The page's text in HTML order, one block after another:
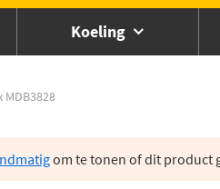
Koeling
om te tonen of dit product